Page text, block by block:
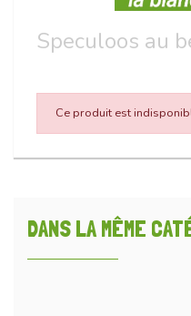
Speculoos au
Ce produit est
DANS LA MÊME